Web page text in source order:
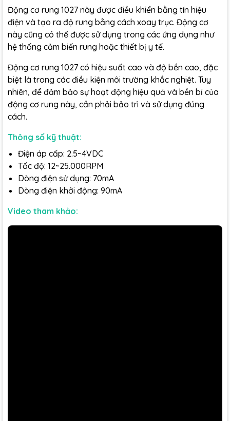
Động cơ rung 1027 này được điều khiển bằng tín hiệu
điện và tạo ra độ rung bằng cách xoay trục. Động cơ
này cũng có thể được sử dụng trong các ứng dụng như
hệ thống cảm biến rung hoặc thiết bị y tế.
Động cơ rung 1027 có hiệu suất cao và độ bền cao, đặc
biệt là trong các điều kiện môi trường khắc nghiệt. Tuy
nhiên, để đảm bảo sự hoạt động hiệu quả và bền bỉ của
động cơ rung này, cần phải bảo trì và sử dụng đúng
cách.
Thông số kỹ thuật:
Điện áp cấp: 2.5~4VDC
Tốc độ: 12~25.000RPM
Dòng điện sử dụng: 70mA
Dòng điện khởi động: 90mA
Video tham khảo: